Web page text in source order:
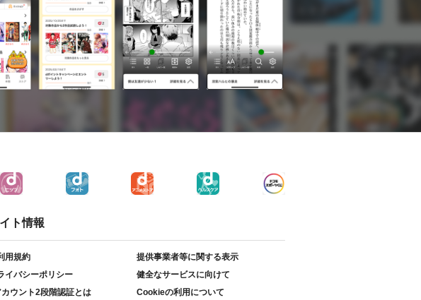
ト情報
用規約
提供事業者等に関する表示
イバシーポリシー
健全なサービスに向けて
ウント2段階認証とは
Cookieの利用について